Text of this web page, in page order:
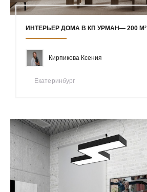
ИНТЕРЬЕР ДОМА В КП УРМАН— 200 М²
Кирпикова Ксения
Екатеринбург